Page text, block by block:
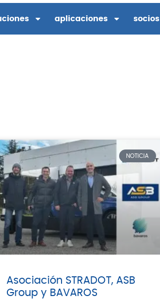
aplicaciones socios
NOTICIA
Asociación STRADOT, ASB
Group y BAVAROS